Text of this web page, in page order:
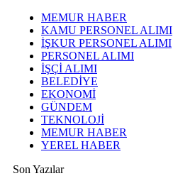
MEMUR HABER
KAMU PERSONEL ALIMI
İŞKUR PERSONEL ALIMI
PERSONEL ALIMI
İŞÇİ ALIMI
BELEDİYE
EKONOMİ
GÜNDEM
TEKNOLOJİ
MEMUR HABER
YEREL HABER
Son Yazılar